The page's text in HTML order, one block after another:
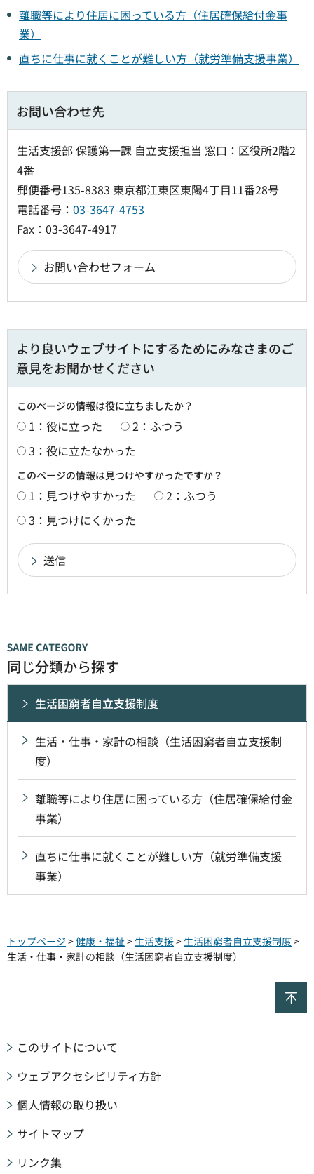
離職等により住居に困っている方（住居確保給付金事
業）
直ちに仕事に就くことが難しい方（就労準備支援事業）
お問い合わせ先
生活支援部 保護第一課 自立支援担当 窓口：区役所2階2
4番
郵便番号135-8383 東京都江東区東陽4丁目11番28号
電話番号： 03-3647-4753
Fax：03-3647-4917
より良いウェブサイトにするためにみなさまのご
意見をお聞かせください
このページの情報は役に立ちましたか？
1：役に立った
2：ふつう
3：役に立たなかった
このページの情報は見つけやすかったですか？
1：見つけやすかった
2：ふつう
3：見つけにくかった
同じ分類から探す
生活困窮者自立支援制度
生活・仕事・家計の相談（生活困窮者自立支援制
度）
離職等により住居に困っている方（住居確保給付金
事業）
直ちに仕事に就くことが難しい方（就労準備支援
事業）
トップページ >健康・福祉 > 生活支援> 生活困窮者自立支援制度>
生活・仕事・家計の相談（生活困窮者自立支援制度）
このサイトについて
ウェブアクセシビリティ方針
個人情報の取り扱い
サイトマップ
リンク集